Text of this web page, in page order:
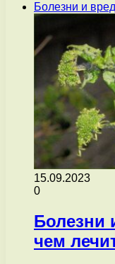
Болезни и
15.09.2023
0
Болезни
чем